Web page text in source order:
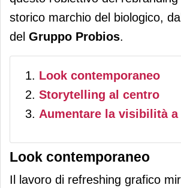
storico marchio del biologico,
del Gruppo Probios.
Look contemporaneo
Storytelling al centro
Aumentare la visibilità
Look contemporaneo
Il lavoro di refreshing grafico